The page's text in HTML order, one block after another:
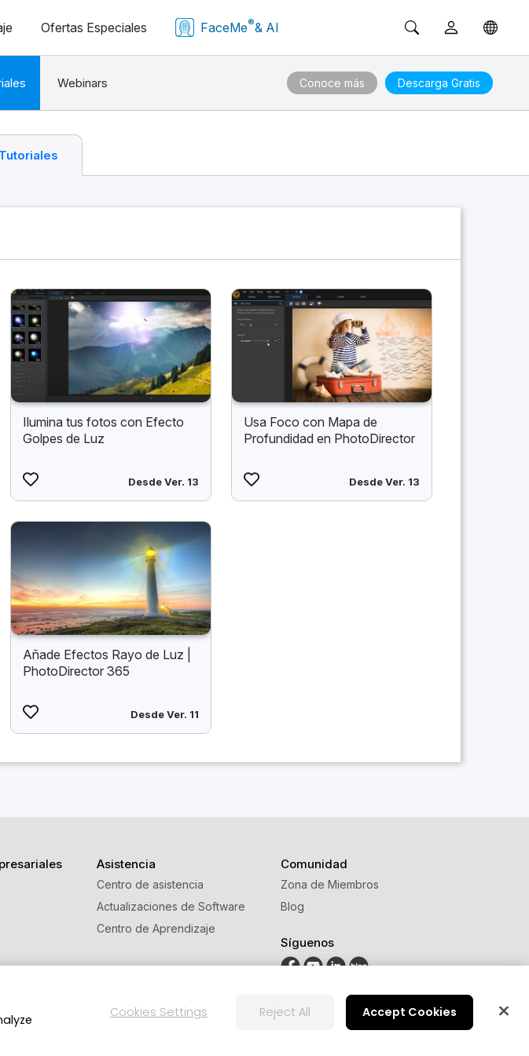
Ofertas Especiales FaceMe®& AI
Webinars Conoce más Descarga Gratis
Ilumina tus fotos con Efecto
Golpes de Luz
Desde Ver. 13
Usa Foco con Mapa de
Profundidad en PhotoDirector
Desde Ver. 13
Añade Efectos Rayo de Luz |
PhotoDirector 365
Desde Ver. 11
Asistencia
Centro de asistencia
Actualizaciones de Software
Centro de Aprendizaje
Comunidad
Zona de Miembros
Blog
Síguenos
Cookies Settings Reject All Accept Cookies